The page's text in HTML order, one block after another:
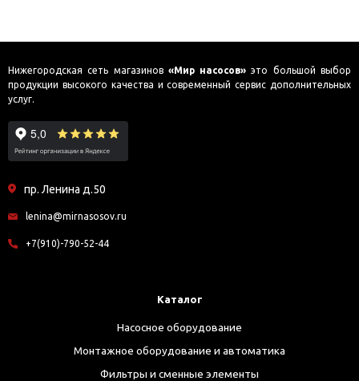
Нижегородская сеть магазинов «Мир насосов» это большой выбор
продукции высокого качества и современный сервис дополнительных
услуг.
пр. Ленина д.50
lenina@mirnasosov.ru
+7(910)-790-52-44
Каталог
Насосное оборудование
Монтажное оборудование и автоматика
Фильтры и сменные элементы